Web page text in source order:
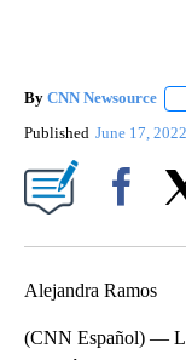
By CNN Newsource
Published June 17, 2022
Alejandra Ramos
(CNN Español) —